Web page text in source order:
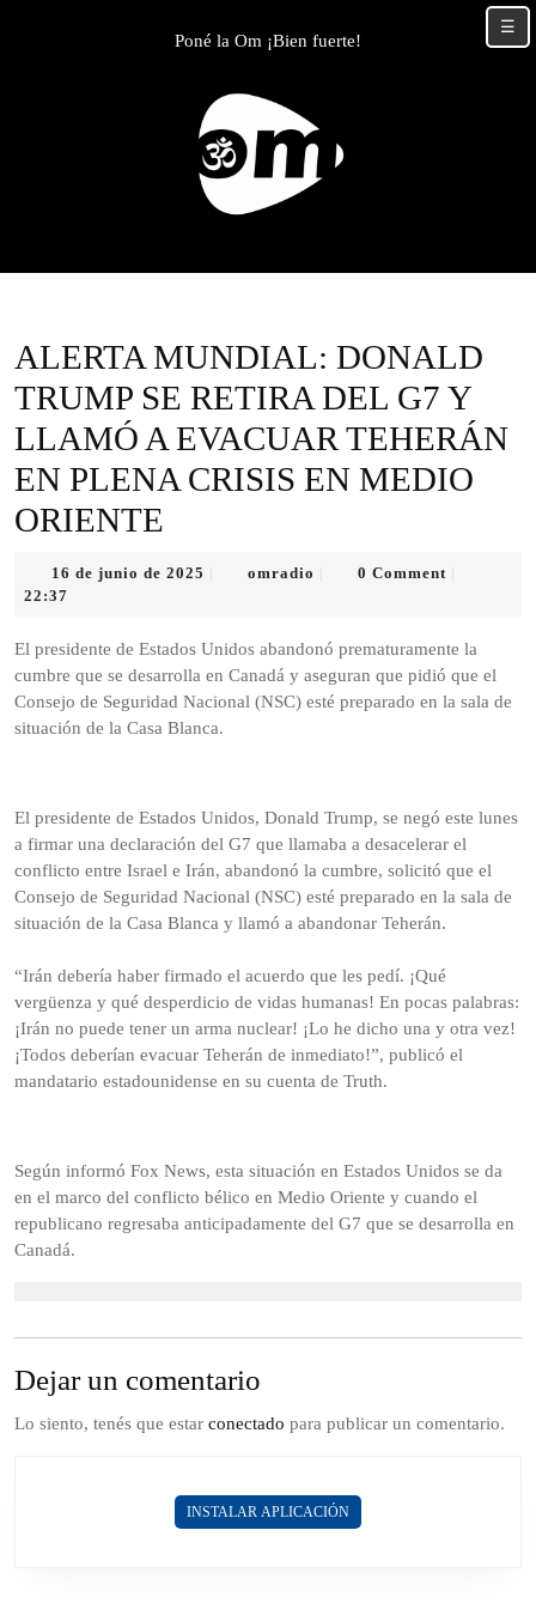
Poné la Om ¡Bien fuerte!
ALERTA MUNDIAL: DONALD
TRUMP SE RETIRA DEL G7 Y
LLAMÓ A EVACUAR TEHERÁN
EN PLENA CRISIS EN MEDIO
ORIENTE
16 de junio de 2025
de
omradio omradio0 Comment
22:37
El presidente de Estados Unidos abandonó prematuramente la
cumbre que se desarrolla en Canadá y aseguran que pidió que el
Consejo de Seguridad Nacional (NSC) esté preparado en la sala de
situación de la Casa Blanca.
El presidente de Estados Unidos, Donald Trump, se negó este lunes
a firmar una declaración del G7 que llamaba a desacelerar el
conflicto entre Israel e Irán, abandonó la cumbre, solicitó que el
Consejo de Seguridad Nacional (NSC) esté preparado en la sala de
situación de la Casa Blanca y llamó a abandonar Teherán.
“Irán debería haber firmado el acuerdo que les pedí. ¡Qué
vergüenza y qué desperdicio de vidas humanas! En pocas palabras:
¡Irán no puede tener un arma nuclear! ¡Lo he dicho una y otra vez!
¡Todos deberían evacuar Teherán de inmediato!”, publicó el
mandatario estadounidense en su cuenta de Truth.
Según informó Fox News, esta situación en Estados Unidos se da
en el marco del conflicto bélico en Medio Oriente y cuando el
republicano regresaba anticipadamente del G7 que se desarrolla en
Canadá.
Dejar un comentario
Lo siento, tenés que estar conectado para publicar un comentario.
INSTALAR APLICACIÓN
☰